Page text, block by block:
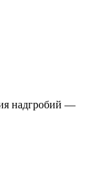
надгробий —